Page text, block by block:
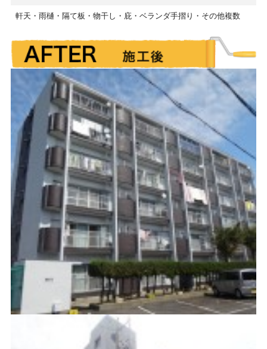
軒天・雨樋・隔て板・物干し・庇・ベランダ手摺り・その他複数